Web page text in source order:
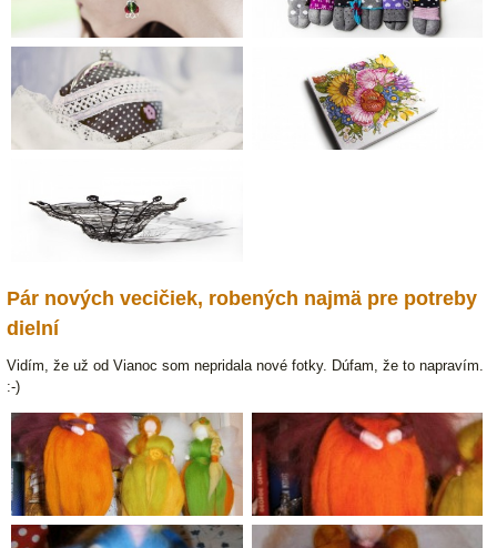
Pár nových vecičiek, robených najmä pre potreby
dielní
Vidím, že už od Vianoc som nepridala nové fotky. Dúfam, že to napravím.
:-)